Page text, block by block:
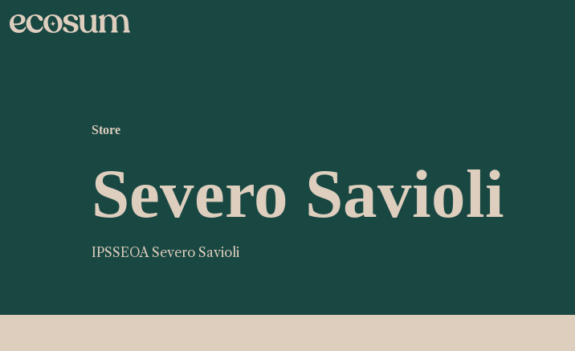
Store
Severo Savioli
IPSSEOA Severo Savioli